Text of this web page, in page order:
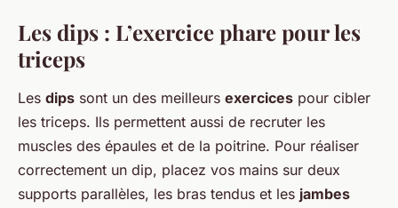
Les dips : L’exercice phare pour les
triceps
Les dips sont un des meilleurs exercices pour cibler
les triceps. Ils permettent aussi de recruter les
muscles des épaules et de la poitrine. Pour réaliser
correctement un dip, placez vos mains sur deux
supports parallèles, les bras tendus et les jambes